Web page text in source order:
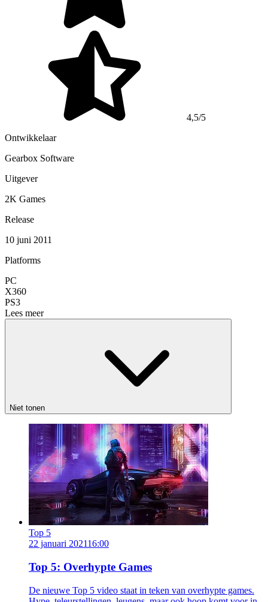
4,5/5
Ontwikkelaar
Gearbox Software
Uitgever
2K Games
Release
10 juni 2011
Platforms
PC
X360
PS3
Lees meer
Niet tonen
Top 5
22 januari 202116:00
Top 5: Overhypte Games
De nieuwe Top 5 video staat in teken van overhypte games.